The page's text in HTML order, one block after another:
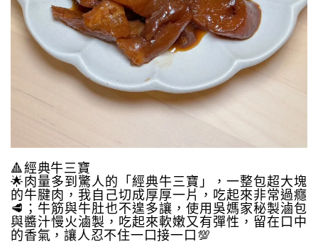
🔺經典牛三寶
🌟肉量多到驚人的「經典牛三寶」，一整包超大塊
的牛腱肉，我自己切成厚厚一片，吃起來非常過癮
🥩；牛筋與牛肚也不遑多讓，使用吳媽家秘製滷包
與醬汁慢火滷製，吃起來軟嫩又有彈性，留在口中
的香氣，讓人忍不住一口接一口💯